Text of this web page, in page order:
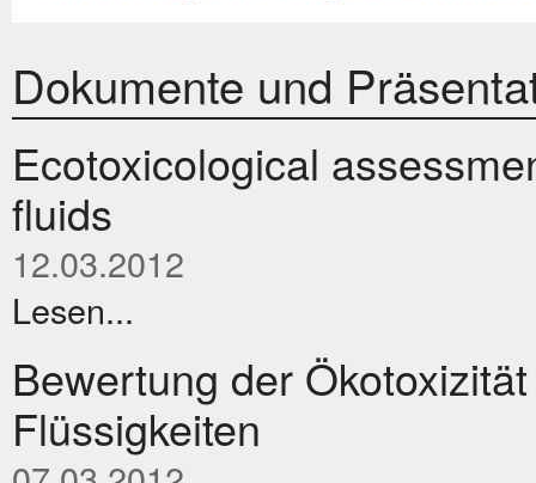
Dokumente und
Ecotoxicological
fluids
12.03.2012
Lesen...
Bewertung der
Flüssigkeiten